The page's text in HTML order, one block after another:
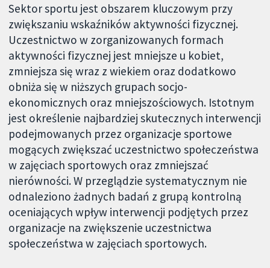
Sektor sportu jest obszarem kluczowym przy
zwiększaniu wskaźników aktywności fizycznej.
Uczestnictwo w zorganizowanych formach
aktywności fizycznej jest mniejsze u kobiet,
zmniejsza się wraz z wiekiem oraz dodatkowo
obniża się w niższych grupach socjo-
ekonomicznych oraz mniejszościowych. Istotnym
jest określenie najbardziej skutecznych interwencji
podejmowanych przez organizacje sportowe
mogących zwiększać uczestnictwo społeczeństwa
w zajęciach sportowych oraz zmniejszać
nierówności. W przeglądzie systematycznym nie
odnaleziono żadnych badań z grupą kontrolną
oceniających wpływ interwencji podjętych przez
organizacje na zwiększenie uczestnictwa
społeczeństwa w zajęciach sportowych.